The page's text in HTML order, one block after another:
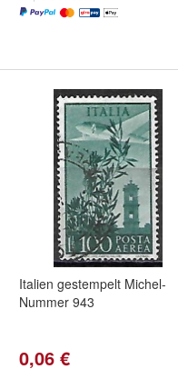
Italien gestempelt Michel-
Nummer 943
0,06 €